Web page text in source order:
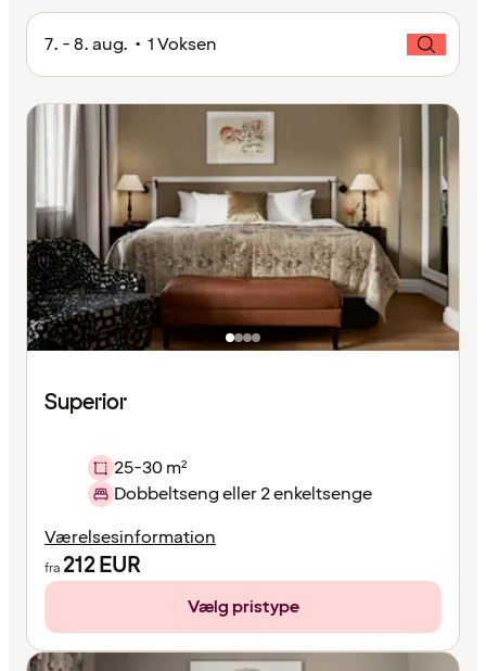
7. - 8. aug. • 1 Voksen
Superior
25-30 m²
Dobbeltseng eller 2 enkeltsenge
Værelsesinformation
fra 212EUR
Vælg pristype